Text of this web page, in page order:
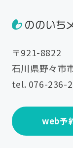
〒921-8822
石川県野々市
tel. 076-236-
web予